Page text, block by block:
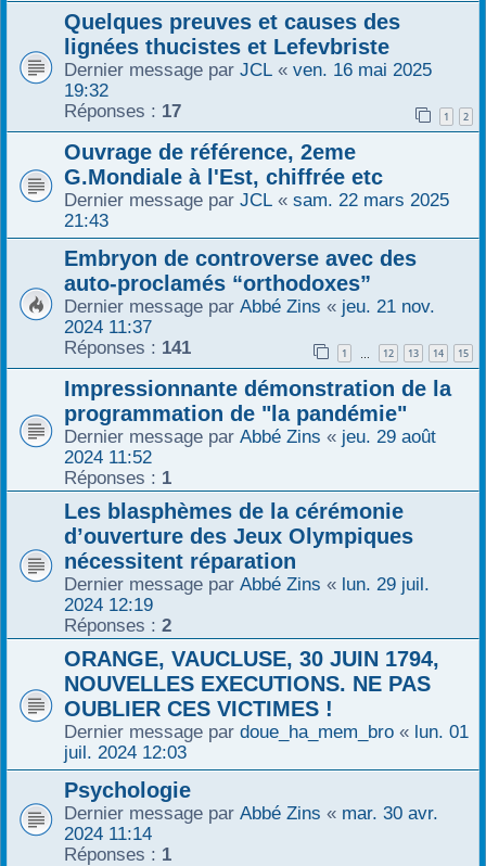
Quelques preuves et causes des
lignées thucistes et Lefevbriste
Dernier message par JCL « ven. 16 mai 2025
19:32
Réponses : 17 1 2
Ouvrage de référence, 2eme
G.Mondiale à l'Est, chiffrée etc
Dernier message par JCL « sam. 22 mars 2025
21:43
Embryon de controverse avec des
auto-proclamés “orthodoxes”
Dernier message par Abbé Zins « jeu. 21 nov.
2024 11:37
Réponses : 141 1 … 12 13 14 15
Impressionnante démonstration de la
programmation de "la pandémie"
Dernier message par Abbé Zins « jeu. 29 août
2024 11:52
Réponses : 1
Les blasphèmes de la cérémonie
d’ouverture des Jeux Olympiques
nécessitent réparation
Dernier message par Abbé Zins « lun. 29 juil.
2024 12:19
Réponses : 2
ORANGE, VAUCLUSE, 30 JUIN 1794,
NOUVELLES EXECUTIONS. NE PAS
OUBLIER CES VICTIMES !
Dernier message par doue_ha_mem_bro « lun. 01
juil. 2024 12:03
Psychologie
Dernier message par Abbé Zins « mar. 30 avr.
2024 11:14
Réponses : 1